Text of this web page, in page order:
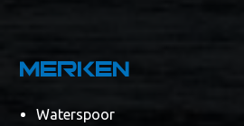
Merken
Waterspoor